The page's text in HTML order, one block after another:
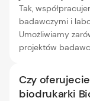
Tak,
badawczymi i
Umożliwiamy
projektów
Czy
biodrukarki